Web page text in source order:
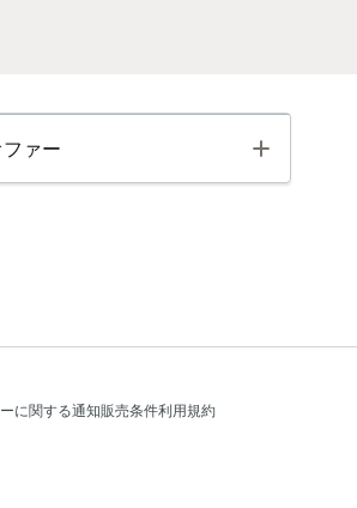
ファー Toggle
に関する通知販売条件利用規約